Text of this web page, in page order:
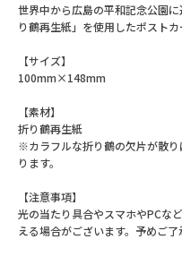
世界中から広島の平和記念公園
り鶴再生紙」を使用したポストカ
【サイズ】
100mm×148mm
【素材】
折り鶴再生紙
※カラフルな折り鶴の欠片が散
ります。
【注意事項】
光の当たり具合やスマホやPCな
える場合がございます。予めご了